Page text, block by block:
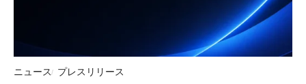
ニュース プレスリリース